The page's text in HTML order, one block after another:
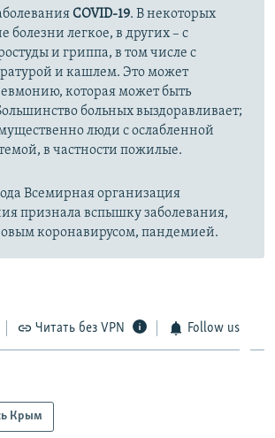
COVID-19. В некоторых
болезни легкое, в других – с
и гриппа, в том числе с
и кашлем. Это может
которая может быть
больных выздоравливает;
люди с ослабленной
в частности пожилые.
Всемирная организация
признала вспышку заболевания,
коронавирусом, пандемией.
Читать без VPN Follow us
Крым